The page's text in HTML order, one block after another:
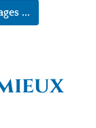
...